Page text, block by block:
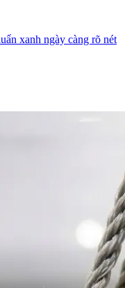
xanh ngày càng rõ nét